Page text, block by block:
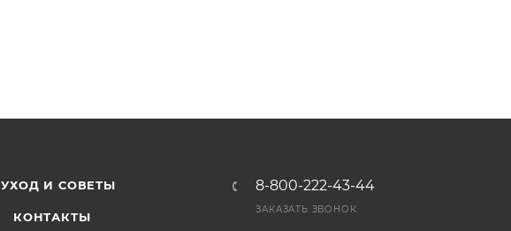
УХОД И СОВЕТЫ
КОНТАКТЫ
8-800-222-43-44
ЗАКАЗАТЬ ЗВОНОК